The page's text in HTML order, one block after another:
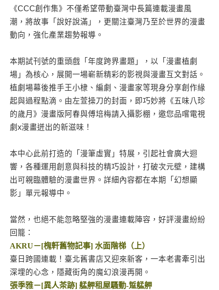
《CCC創作集》不僅希望帶動臺灣中長篇連載漫畫風
潮，將故事「說好說滿」，更關注臺灣乃至於世界的漫畫
動向，強化產業趨勢報導。
本期試刊號的重頭戲「年度跨界畫題」，以「漫畫植劇
場」為核心，展開一場嶄新精彩的影視與漫畫互文對話。
植劇場幕後推手王小棣、編劇、漫畫家等現身分享創作緣
起與過程點滴。由左萱操刀的封面，即巧妙將《五味八珍
的歲月》漫畫版阿春與傅培梅請入攝影棚，邀您品嚐電視
劇x漫畫迸出的新滋味！
本中心此前打造的「漫筆虛實」特展，引起社會廣大迴
響，各種運用創意與科技的精巧設計，打破次元壁，建構
出可親臨體驗的漫畫世界。詳細內容都在本期「幻想顯
影」單元報導中。
當然，也絕不能忽略堅強的漫畫連載陣容，好評漫畫紛紛
回籠：
AKRU－[槐軒舊物記事] 水面階梯（上）
臺日跨國連載！臺北舊書店又迎來新客，一本老書牽引出
深埋的心念，隱藏街角的魔幻浪漫再開。
張季雅－[異人茶跡] 艋舺租屋騷動-踅艋舺